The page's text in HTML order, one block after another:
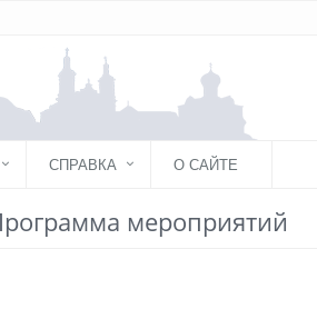
СПРАВКА О САЙТЕ
мероприятий